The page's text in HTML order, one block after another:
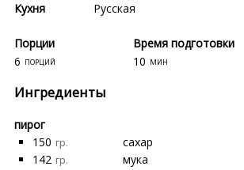
Кухня
Русская
Порции
Время подготовки
6 порций 10 мин
Ингредиенты
пирог
150 гр.
сахар
142 гр.
мука